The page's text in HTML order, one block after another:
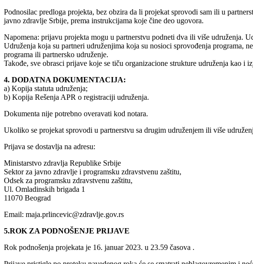
Podnosilac predloga projekta, bez obzira da li projekat sprovodi sam ili u
javno zdravlje Srbije, prema instrukcijama koje čine deo ugovora.
Napomena: prijavu projekta mogu u partnerstvu podneti dva ili više udruženja.
Udruženja koja su partneri udruženjima koja su nosioci sprovođenja programa,
programa ili partnersko udruženje.
Takođe, sve obrasci prijave koje se tiču organizacione strukture udruženja kao i
4. DODATNA DOKUMENTACIJA:
a) Kopija statuta udruženja;
b) Kopija Rešenja APR o registraciji udruženja.
Dokumenta nije potrebno overavati kod notara.
Ukoliko se projekat sprovodi u partnerstvu sa drugim udruženjem ili više
Prijava se dostavlja na adresu:
Ministarstvo zdravlja Republike Srbije
Sektor za javno zdravlje i programsku zdravstvenu zaštitu,
Odsek za programsku zdravstvenu zaštitu,
Ul. Omladinskih brigada 1
11070 Beograd
Email: maja.prlincevic@zdravlje.gov.rs
5.ROK ZA PODNOŠENJE PRIJAVE
Rok podnošenja projekata je 16. januar 2023. u 23.59 časova .